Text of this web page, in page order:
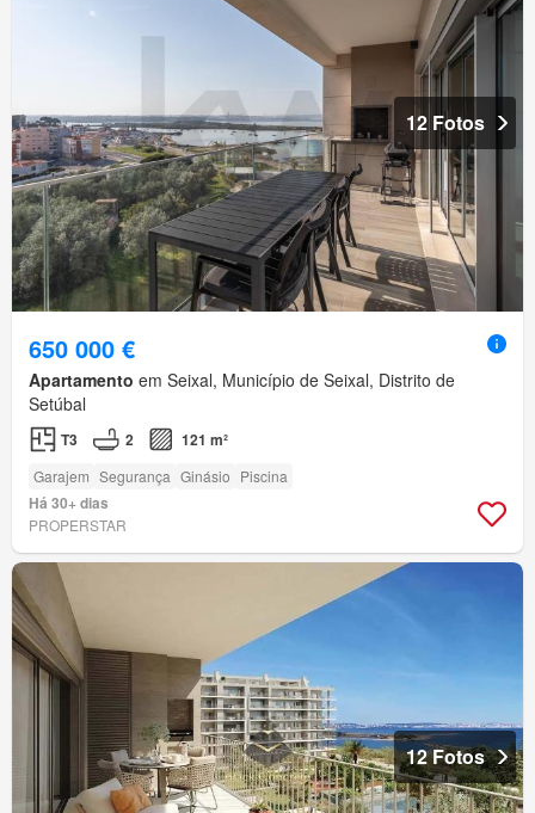
12 Fotos
650 000 €
Apartamento em Seixal, Município de Seixal, Distrito de
Setúbal
T3 2 121 m²
Garajem Segurança Ginásio Piscina
Há 30+ dias
PROPERSTAR
12 Fotos